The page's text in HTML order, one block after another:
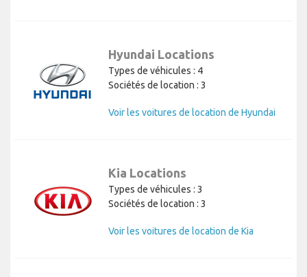
Hyundai Locations
Types de véhicules : 4
Sociétés de location : 3
Voir les voitures de location de Hyundai
Kia Locations
Types de véhicules : 3
Sociétés de location : 3
Voir les voitures de location de Kia